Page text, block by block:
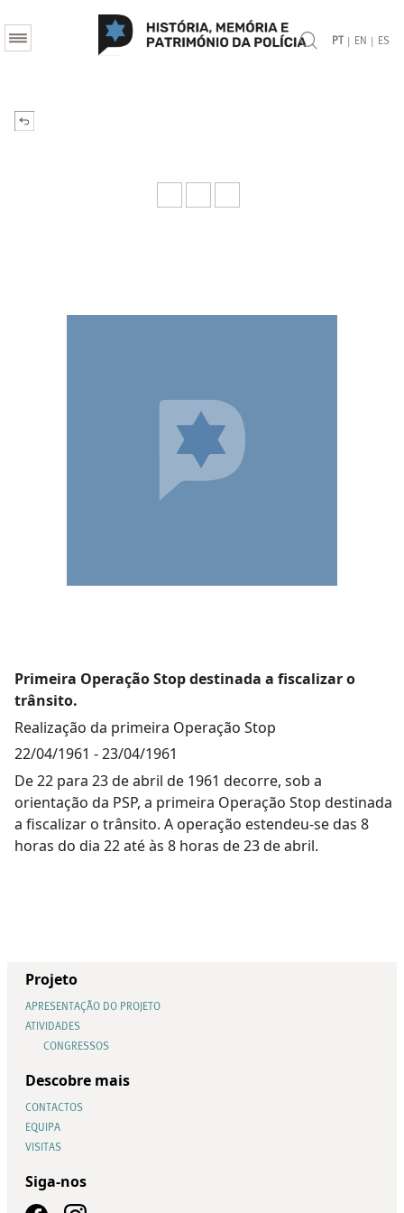
PT | EN | ES
Primeira Operação Stop destinada a fiscalizar o
trânsito.
Realização da primeira Operação Stop
22/04/1961 -23/04/1961
De 22 para 23 de abril de 1961 decorre, sob a
orientação da PSP, a primeira Operação Stop destinada
a fiscalizar o trânsito. A operação estendeu-se das 8
horas do dia 22 até às 8 horas de 23 de abril.
Projeto
APRESENTAÇÃO DO PROJETO
ATIVIDADES
CONGRESSOS
Descobre mais
CONTACTOS
EQUIPA
VISITAS
Siga-nos